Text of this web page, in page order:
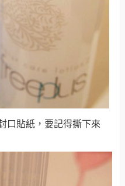
口貼紙，要記得撕下來